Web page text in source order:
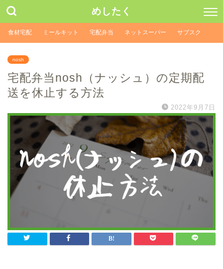
めしたく
食材宅配 ミールキット 宅配弁当 ネットスーパー サブスク
nosh
宅配弁当nosh（ナッシュ）の定期配
送を休止する方法
2022年9月7日